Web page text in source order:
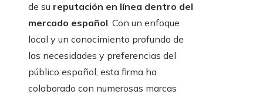
de su reputación en línea dentro del
mercado español. Con un enfoque
local y un conocimiento profundo de
las necesidades y preferencias del
público español, esta firma ha
colaborado con numerosas marcas